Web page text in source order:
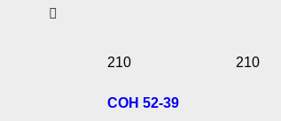
210 210
СОН 52-39